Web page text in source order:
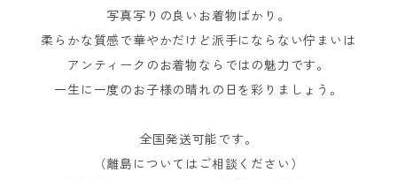
写真写りの良いお着物ばかり。
柔らかな質感で華やかだけど派手にならない佇まいは
アンティークのお着物ならではの魅力です。
一生に一度のお子様の晴れの日を彩りましょう。
全国発送可能です。
（離島についてはご相談ください）